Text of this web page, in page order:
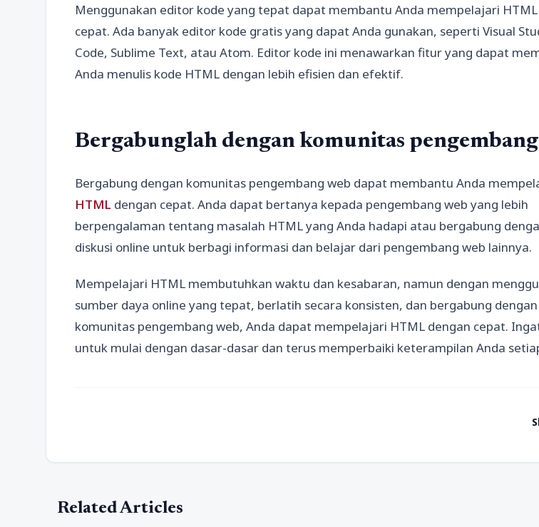
Menggunakan editor kode yang tepat dapat membantu Anda mempelajari
cepat. Ada banyak editor kode gratis yang dapat Anda gunakan, seperti Visual
Code, Sublime Text, atau Atom. Editor kode ini menawarkan fitur yang dapat
Anda menulis kode HTML dengan lebih efisien dan efektif.
Bergabunglah dengan komunitas
Bergabung dengan komunitas pengembang web dapat membantu Anda
HTML dengan cepat. Anda dapat bertanya kepada pengembang web yang lebih
berpengalaman tentang masalah HTML yang Anda hadapi atau bergabung
diskusi online untuk berbagi informasi dan belajar dari pengembang web lainnya.
Mempelajari HTML membutuhkan waktu dan kesabaran, namun dengan
sumber daya online yang tepat, berlatih secara konsisten, dan bergabung dengan
komunitas pengembang web, Anda dapat mempelajari HTML dengan cepat.
untuk mulai dengan dasar-dasar dan terus memperbaiki keterampilan Anda
Related Articles